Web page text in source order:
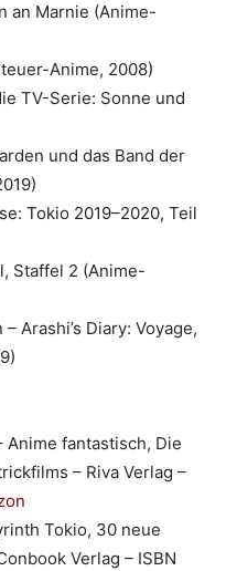
an Marnie (Anime-
Anime, 2008)
TV-Serie: Sonne und
und das Band der
Tokio 2019–2020, Teil
Staffel 2 (Anime-
Arashi’s Diary: Voyage,
Anime fantastisch, Die
– Riva Verlag –
Tokio, 30 neue
Verlag – ISBN